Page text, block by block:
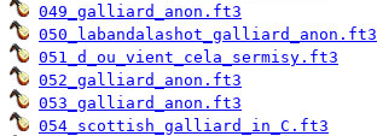
049_galliard_anon.ft3
050_labandalashot_galliard_anon.ft3
051_d_ou_vient_cela_sermisy.ft3
052_galliard_anon.ft3
053_galliard_anon.ft3
054_scottish_galliard_in_C.ft3